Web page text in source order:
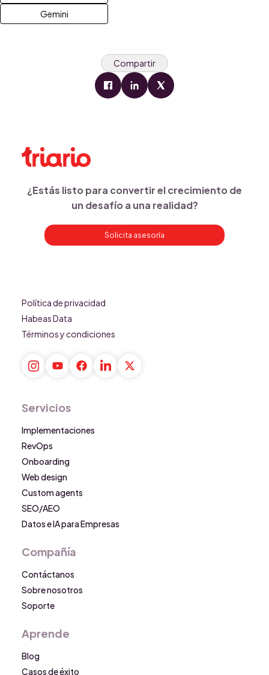
Gemini
Compartir
¿Estás listo para convertir el crecimiento de
un desafío a una realidad?
Solicita asesoría
Política de privacidad
Habeas Data
Términos y condiciones
Servicios
Implementaciones
RevOps
Onboarding
Web design
Custom agents
SEO/AEO
Datos e IA para Empresas
Compañía
Contáctanos
Sobre nosotros
Soporte
Aprende
Blog
Casos de éxito